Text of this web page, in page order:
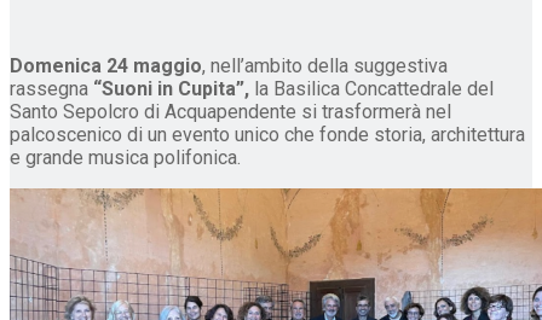
Domenica 24 maggio, nell’ambito della suggestiva
rassegna “Suoni in Cupita”, la Basilica Concattedrale del
Santo Sepolcro di Acquapendente si trasformerà nel
palcoscenico di un evento unico che fonde storia, architettura
e grande musica polifonica.